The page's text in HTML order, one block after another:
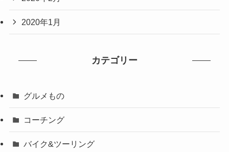
2020年1月
カテゴリー
グルメもの
コーチング
バイク&ツーリング